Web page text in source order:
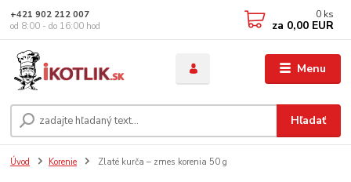
Menu
Hľadať
+421 902 212 007
od 8:00 - do 16:00 hod
0 ks
za 0,00 EUR
Úvod Korenie Zlaté kurča – zmes korenia 50 g